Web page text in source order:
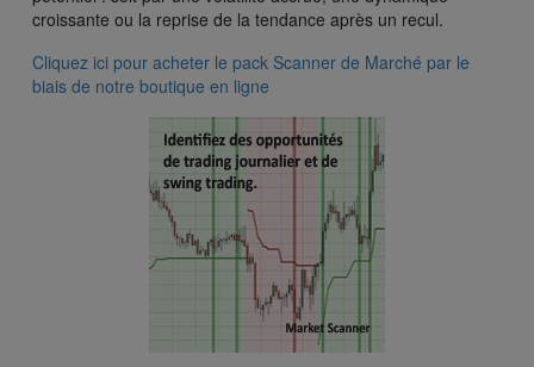
croissante ou la reprise de la tendance après un recul.
Cliquez ici pour acheter le pack Scanner de Marché par le
biais de notre boutique en ligne